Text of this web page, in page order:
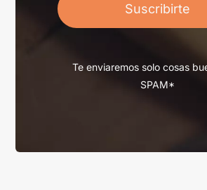
Suscribirte
Te enviaremos solo cosas
SPAM*